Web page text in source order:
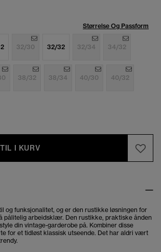
Størrelse Og Passform
32/30 32/32 32/34 34/32
38/32 38/34 40/30 40/32
I KURV
og funksjonalitet, og er den rustikke løsningen for
pålitelig arbeidsklær. Den rustikke, praktiske ånden
din vintage-garderobe på. Kombiner disse
for et tidløst klassisk utseende. Det har aldri vært